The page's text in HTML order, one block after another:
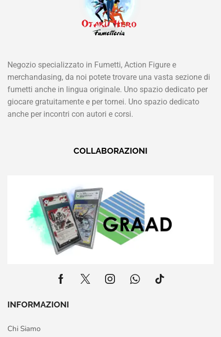
Negozio specializzato in Fumetti, Action Figure e
merchandasing, da noi potete trovare una vasta sezione di
fumetti anche in lingua originale. Uno spazio dedicato per
giocare gratuitamente e per tornei. Uno spazio dedicato
anche per incontri con autori e corsi.
COLLABORAZIONI
INFORMAZIONI
Chi Siamo